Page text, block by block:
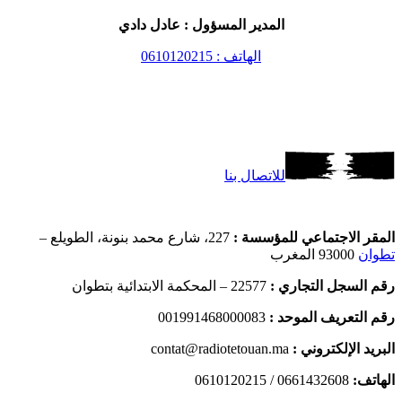
المدير المسؤول : عادل دادي
الهاتف : 0610120215
للاتصال بنا
المقر الاجتماعي للمؤسسة : 227، شارع محمد بنونة، الطويلع –
تطوان
رقم السجل التجاري : 22577 – المحكمة الابتدائية بتطوان
رقم التعريف الموحد : 001991468000083
البريد الإلكتروني : contat@radiotetouan.ma
الهاتف: 0661432608 / 0610120215